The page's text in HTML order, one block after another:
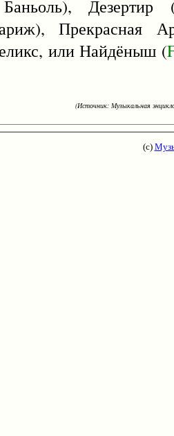
Баньоль), Дезертир
Прекрасная
или Найдёныш (
(Источник: Музыкальная
(с)